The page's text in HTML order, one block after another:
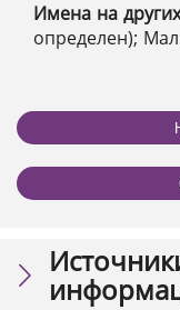
Имена на
определен);